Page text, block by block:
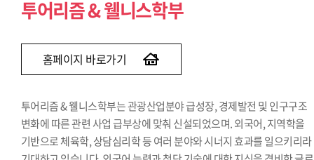
투어리즘 & 웰니스학부
홈페이지 바로가기
투어리즘 & 웰니스학부는 관광산업분야 급성장, 경제발전 및 인구구조
변화에 따른 관련 사업 급부상에 맞춰 신설되었으며. 외국어, 지역학을
기반으로 체육학, 상담심리학 등 여러 분야와 시너지 효과를 일으키리라